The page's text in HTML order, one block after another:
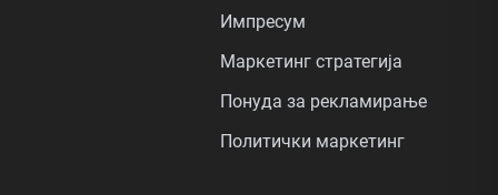
Импресум
Маркетинг стратегија
Понуда за рекламирање
Политички маркетинг